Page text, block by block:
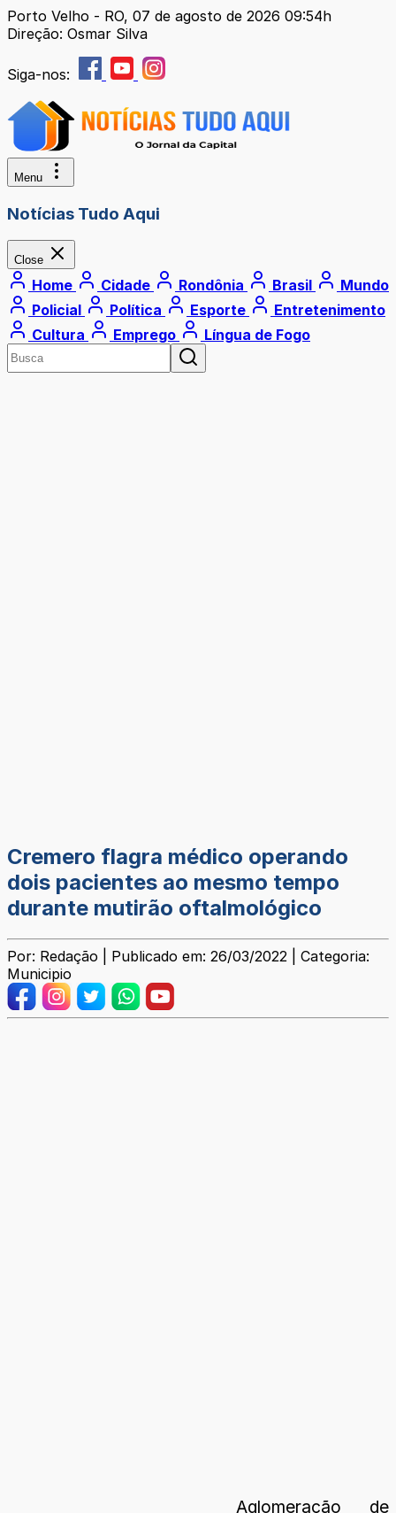
Porto Velho - RO, 07 de agosto de 2026 09:54h
Direção: Osmar Silva
Siga-nos:
Menu
Notícias Tudo Aqui
Close
Home Cidade Rondônia Brasil
Mundo
Policial
Política Esporte
Entretenimento
Cultura
Emprego Língua de Fogo
Cremero flagra médico operando
dois pacientes ao mesmo tempo
durante mutirão oftalmológico
Por: Redação | Publicado em: 26/03/2022 | Categoria:
Municipio
Aglomeração de